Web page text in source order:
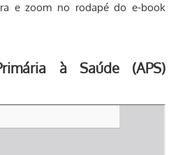
e zoom no rodapé do e-book
à Saúde (APS)